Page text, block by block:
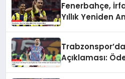
Fenerbahçe,
Yıllık Yeniden
Açıklaması: